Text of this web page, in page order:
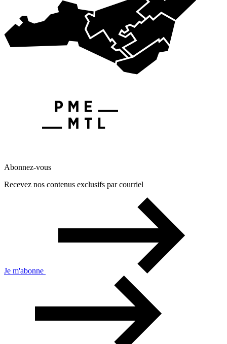
Abonnez-vous
Recevez nos contenus exclusifs par courriel
Je m'abonne